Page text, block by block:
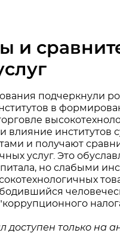
и
подчеркнули
в
влияние институтов
и получают
услуг. Это
но слабыми
только на